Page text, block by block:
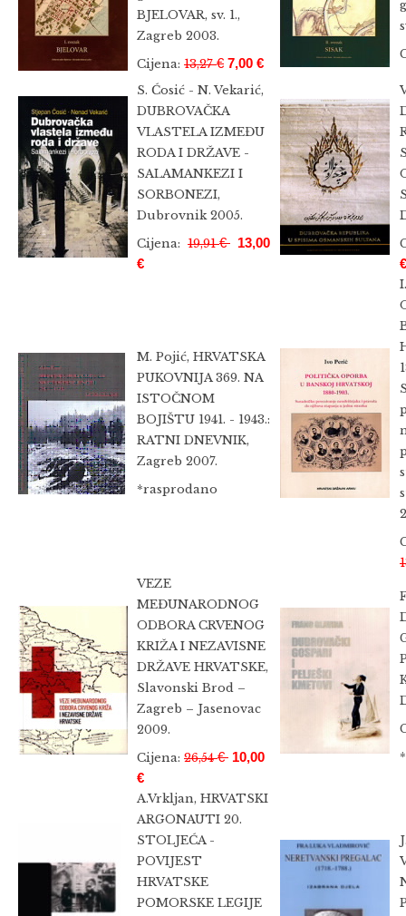
BJELOVAR, sv. 1.,
Zagreb 2003.
Cijena: 13,27€ 7,00 €
S. Ćosić - N. Vekarić,
DUBROVAČKA
VLASTELA IZMEĐU
RODA I DRŽAVE -
SALAMANKEZI I
SORBONEZI,
Dubrovnik 2005.
Cijena: 19,91€ 13,00
€
€
M. Pojić, HRVATSKA
PUKOVNIJA 369. NA
ISTOČNOM
BOJIŠTU 1941. - 1943.:
RATNI DNEVNIK,
Zagreb 2007.
*rasprodano
VEZE
MEĐUNARODNOG
ODBORA CRVENOG
KRIŽA I NEZAVISNE
DRŽAVE HRVATSKE,
Slavonski Brod –
Zagreb – Jasenovac
2009.
Cijena: 26,54€ 10,00
€
A.Vrkljan, HRVATSKI
ARGONAUTI 20.
STOLJEĆA -
POVIJEST
HRVATSKE
POMORSKE LEGIJE